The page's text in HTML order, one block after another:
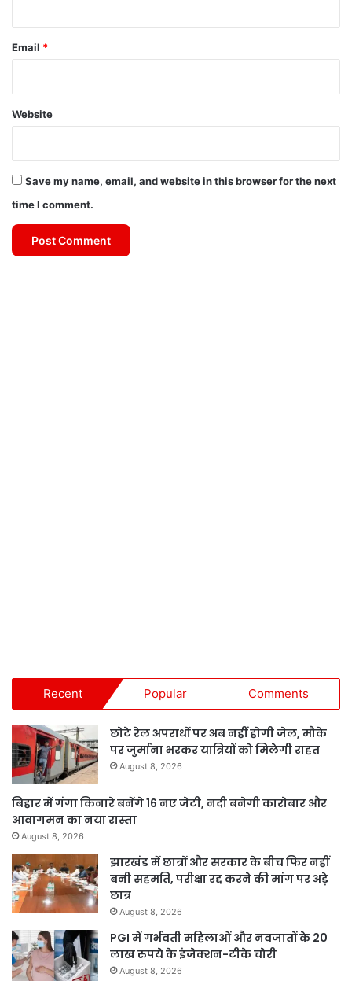
Email *
Website
Save my name, email, and website in this browser for the next
time I comment.
Recent Popular Comments
छोटे रेल अपराधों पर अब नहीं होगी जेल, मौके
पर जुर्माना भरकर यात्रियों को मिलेगी राहत
August 8, 2026
बिहार में गंगा किनारे बनेंगे 16 नए जेटी, नदी बनेगी कारोबार और
आवागमन का नया रास्ता
August 8, 2026
झारखंड में छात्रों और सरकार के बीच फिर नहीं
बनी सहमति, परीक्षा रद्द करने की मांग पर अड़े
छात्र
August 8, 2026
PGI में गर्भवती महिलाओं और नवजातों के 20
लाख रुपये के इंजेक्शन-टीके चोरी
August 8, 2026